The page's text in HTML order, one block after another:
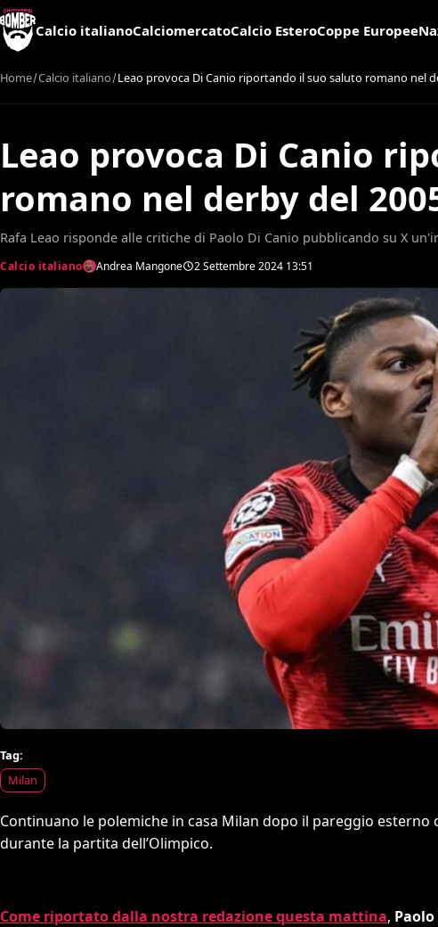
Calcio italianoCalciomercatoCalcio EsteroCoppe Europee
Home Calcio italiano Leao provoca Di Canio riportando il suo saluto romano nel
Leao provoca Di Canio
romano nel derby del
Rafa Leao risponde alle critiche di Paolo Di Canio pubblicando su X
Calcio italiano Andrea Mangone 2 Settembre 2024 13:51
Tag:
Milan
Continuano le polemiche in casa Milan dopo il pareggio
durante la partita dell’Olimpico.
Come riportato dalla nostra redazione questa mattina,